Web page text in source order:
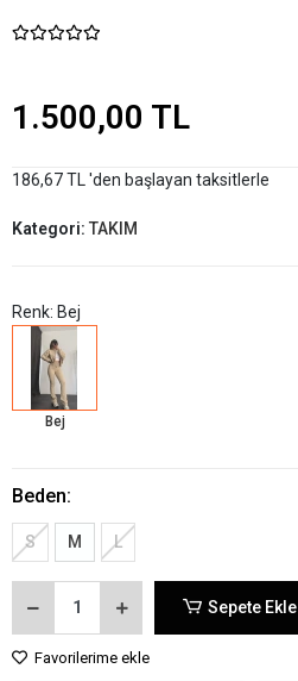
1.500,00 TL
186,67 TL 'den başlayan taksitlerle
Kategori: TAKIM
Renk: Bej
Bej
Beden:
S M L
Sepete Ekle
Favorilerime ekle